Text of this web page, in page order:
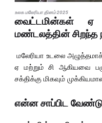
உலக மலேரியா தினம் 2025
வைட்டமின்கள் ஏ
மண்டலத்தின்
மலேரியா உடலை
ஏ மற்றும் சி ஆகியவை
சக்திக்கு மிகவும்
என்ன சாப்பிட